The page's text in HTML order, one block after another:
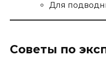
Для
Советы по